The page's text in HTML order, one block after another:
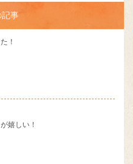
記事
！
嬉しい！